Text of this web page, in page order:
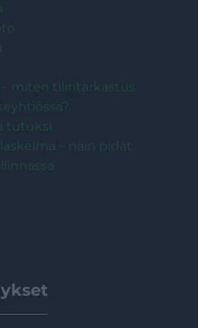
miten tilintarkastus
tutuksi
– näin pidät